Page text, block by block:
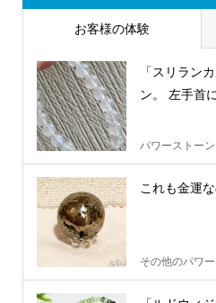
お客様の体験
「スリラン
ン。 左手首
パワーストー
これも金運
その他のパワ